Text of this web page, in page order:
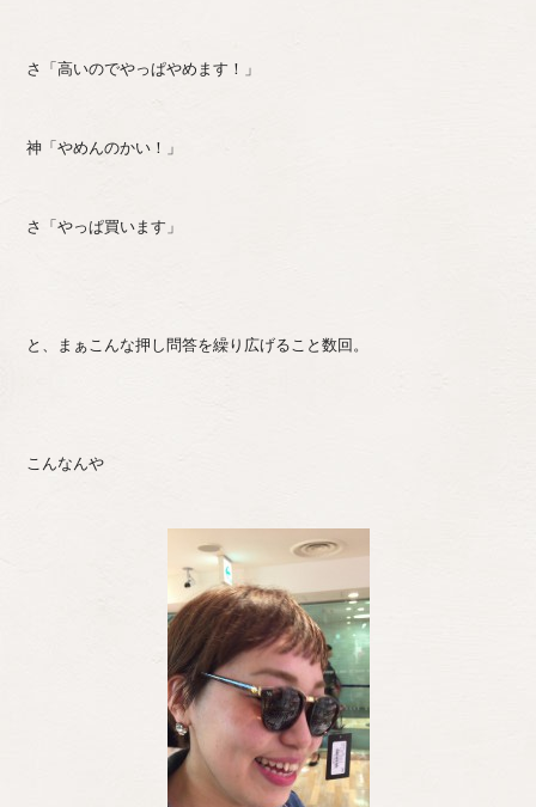
さ「高いのでやっぱやめます！」
神「やめんのかい！」
さ「やっぱ買います」
と、まぁこんな押し問答を繰り広げること数回。
こんなんや